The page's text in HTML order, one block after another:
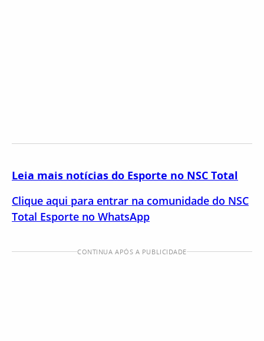
Leia mais notícias do Esporte no NSC Total
Clique aqui para entrar na comunidade do NSC
Total Esporte no WhatsApp
CONTINUA APÓS A PUBLICIDADE